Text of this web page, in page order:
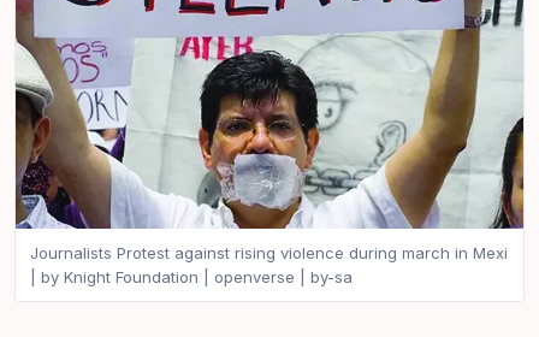
Journalists Protest against rising violence during march in Mexi
| by Knight Foundation | openverse | by-sa